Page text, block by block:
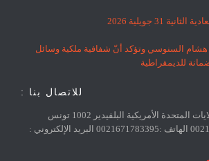
31 جويلية 2026
هشام السنوسي وتؤكد أنّ شفافية ملكية وسائل
للديمقراطية
للاتصال بنا :
العنوان : 14 شارع الولايات المتحدة الأمريكية البلفيدير 1002 تونس